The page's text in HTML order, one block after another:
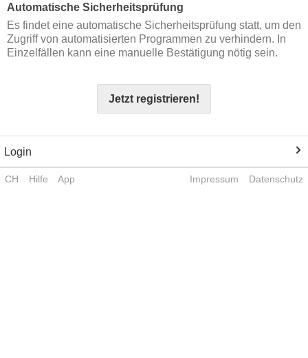
Automatische Sicherheitsprüfung
Es findet eine automatische Sicherheitsprüfung statt, um den
Zugriff von automatisierten Programmen zu verhindern. In
Einzelfällen kann eine manuelle Bestätigung nötig sein.
Jetzt registrieren!
Login
CH Hilfe App Impressum Datenschutz